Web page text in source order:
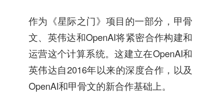
作为《星际之门》项目的一部分，甲骨
文、英伟达和OpenAI将紧密合作构建和
运营这个计算系统。这建立在OpenAI和
英伟达自2016年以来的深度合作，以及
OpenAI和甲骨文的新合作基础上。